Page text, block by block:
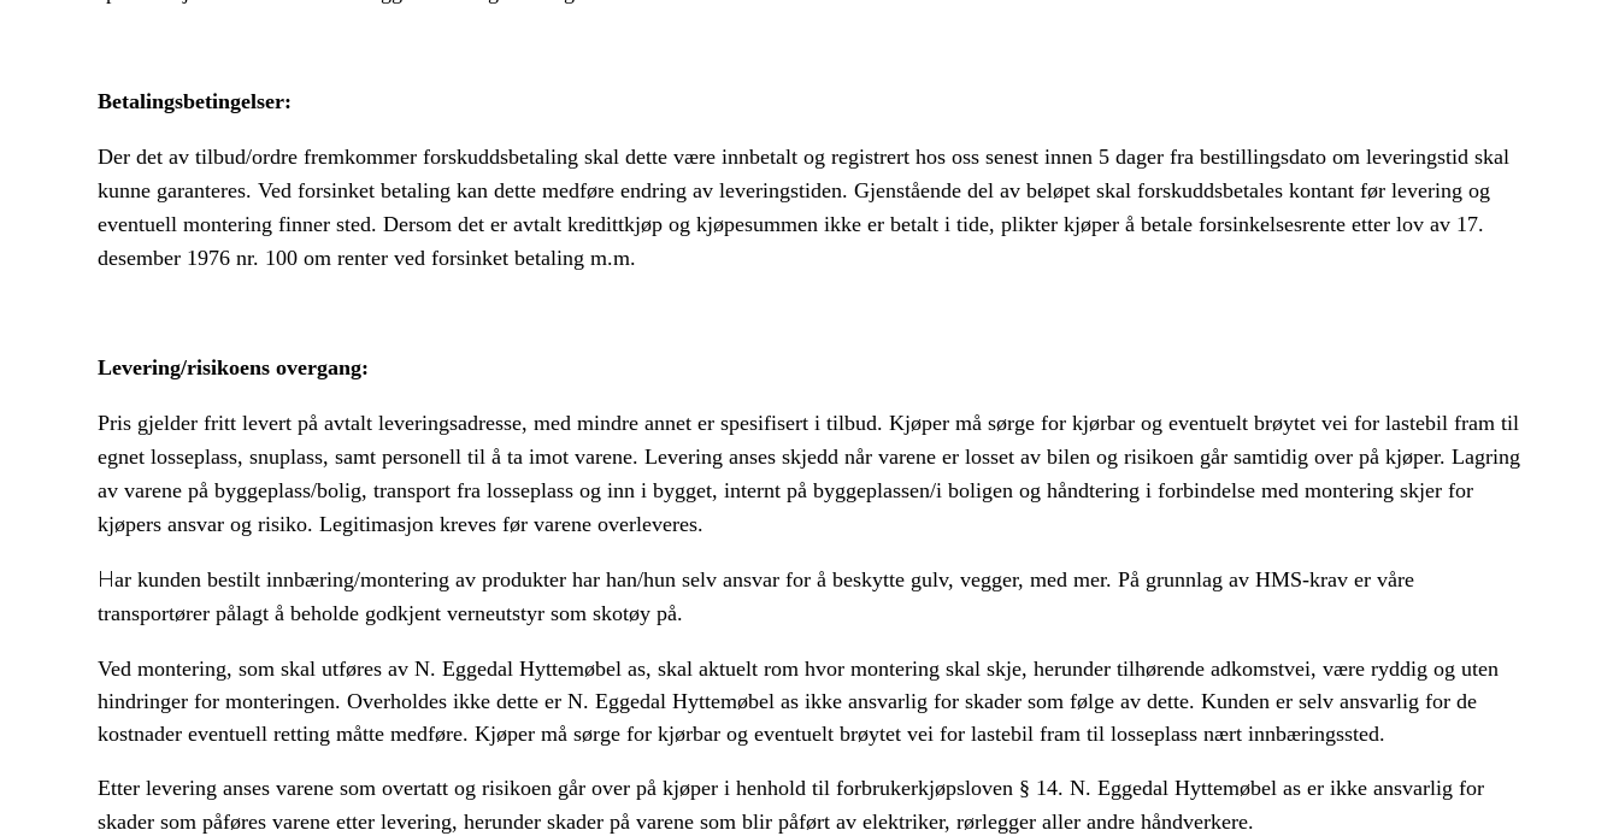
Betalingsbetingelser:
Der det av tilbud/ordre fremkommer forskuddsbetaling skal dette være innbetalt og registrert hos oss senest innen 5 dager fra bestillingsdato om leveringstid skal
kunne garanteres. Ved forsinket betaling kan dette medføre endring av leveringstiden. Gjenstående del av beløpet skal forskuddsbetales kontant før levering og
eventuell montering finner sted. Dersom det er avtalt kredittkjøp og kjøpesummen ikke er betalt i tide, plikter kjøper å betale forsinkelsesrente etter lov av 17.
desember 1976 nr. 100 om renter ved forsinket betaling m.m.
Levering/risikoens overgang:
Pris gjelder fritt levert på avtalt leveringsadresse, med mindre annet er spesifisert i tilbud. Kjøper må sørge for kjørbar og eventuelt brøytet vei for lastebil fram til
egnet losseplass, snuplass, samt personell til å ta imot varene. Levering anses skjedd når varene er losset av bilen og risikoen går samtidig over på kjøper. Lagring
av varene på byggeplass/bolig, transport fra losseplass og inn i bygget, internt på byggeplassen/i boligen og håndtering i forbindelse med montering skjer for
kjøpers ansvar og risiko. Legitimasjon kreves før varene overleveres.
Har kunden bestilt innbæring/montering av produkter har han/hun selv ansvar for å beskytte gulv, vegger, med mer. På grunnlag av HMS-krav er våre
transportører pålagt å beholde godkjent verneutstyr som skotøy på.
Ved montering, som skal utføres av N. Eggedal Hyttemøbel as, skal aktuelt rom hvor montering skal skje, herunder tilhørende adkomstvei, være ryddig og uten
hindringer for monteringen. Overholdes ikke dette er N. Eggedal Hyttemøbel as ikke ansvarlig for skader som følge av dette. Kunden er selv ansvarlig for de
kostnader eventuell retting måtte medføre. Kjøper må sørge for kjørbar og eventuelt brøytet vei for lastebil fram til losseplass nært innbæringssted.
Etter levering anses varene som overtatt og risikoen går over på kjøper i henhold til forbrukerkjøpsloven § 14. N. Eggedal Hyttemøbel as er ikke ansvarlig for
skader som påføres varene etter levering, herunder skader på varene som blir påført av elektriker, rørlegger aller andre håndverkere.